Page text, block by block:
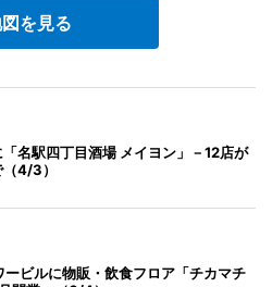
を見る
名駅四丁目酒場 メイヨン」－12店が
4/3）
ービルに物販・飲食フロア「チカマチ